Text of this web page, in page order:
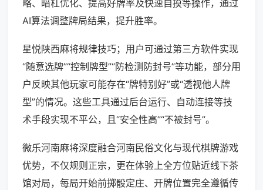
略、暗杠优化、提高好牌率及快速自摸等操作，通过
AI算法调整牌局结果，提升胜率。
星悦陕西麻将规律技巧；用户可通过第三方软件实现
“随意选牌”“控制牌型”“防检测防封号”等功能，部分用
户反映其他玩家可能存在“牌特别好”或“透视他人牌
型”的情况。这些工具通过后台运行、自动连接等技
术手段实现不平公，且“安全性高”“不被封号”。
微乐河南麻将深度融合河南民俗文化与现代棋牌游戏
优势，不仅规则正宗，更在体验上全方位贴近线下茶
馆对局，每局开始前掷骰定庄、开牌位置完全遵循传